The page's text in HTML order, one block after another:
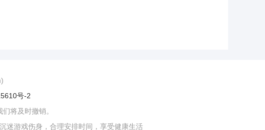
号-2
将及时撤销。
迷游戏伤身，合理安排时间，享受健康生活